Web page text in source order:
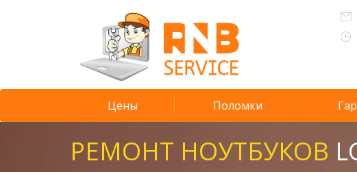
Цены Поломки
РЕМОНТ НОУТБУКОВ